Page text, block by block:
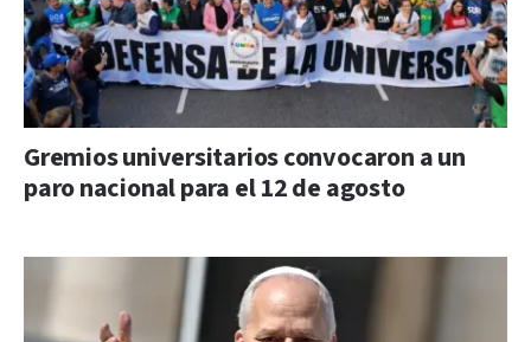
Gremios universitarios convocaron a un
paro nacional para el 12 de agosto